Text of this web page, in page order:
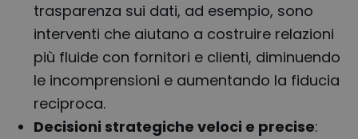
trasparenza sui dati, ad esempio, sono
interventi che aiutano a costruire relazioni
più fluide con fornitori e clienti, diminuendo
le incomprensioni e aumentando la fiducia
reciproca.
Decisioni strategiche veloci e precise: